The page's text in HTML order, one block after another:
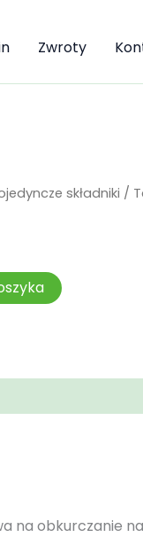
Zwroty
składniki /
na obkurczanie
50g